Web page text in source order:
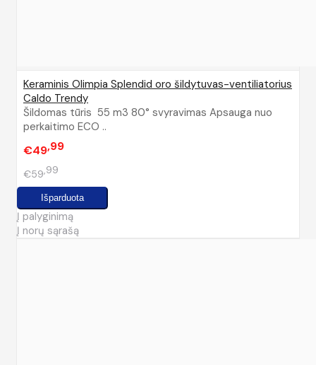
Keraminis Olimpia Splendid oro šildytuvas-ventiliatorius
Caldo Trendy
Šildomas tūris 55 m3 80° svyravimas Apsauga nuo
perkaitimo ECO ..
€49 99
€59 99
Į palyginimą
Į norų sąrašą